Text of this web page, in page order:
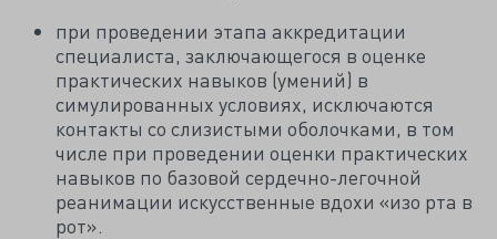
при проведении этапа аккредитации
специалиста, заключающегося в оценке
практических навыков (умений) в
симулированных условиях, исключаются
контакты со слизистыми оболочками, в том
числе при проведении оценки практических
навыков по базовой сердечно-легочной
реанимации искусственные вдохи «изо рта в
рот».